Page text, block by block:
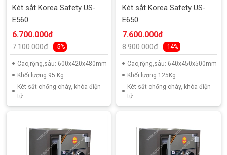
Két sắt Korea Safety US-
E560
6.700.000đ
7.100.000đ -5%
Cao,rộng,sâu: 600x420x480mm
Khối lượng:95 Kg
Két sắt chống cháy, khóa điện
tử
Két sắt Korea Safety US-
E650
7.600.000đ
8.900.000đ -14%
Cao,rộng,sâu: 640x450x500mm
Khối lượng:125Kg
Két sắt chống cháy, khóa điện
tử